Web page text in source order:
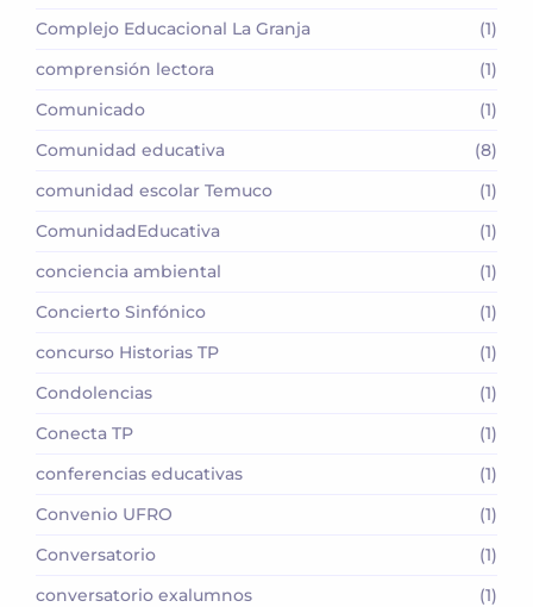
Complejo Educacional La Granja
(1)
comprensión lectora
(1)
Comunicado
(1)
Comunidad educativa
(8)
comunidad escolar Temuco
(1)
ComunidadEducativa
(1)
conciencia ambiental
(1)
Concierto Sinfónico
(1)
concurso Historias TP
(1)
Condolencias
(1)
Conecta TP
(1)
conferencias educativas
(1)
Convenio UFRO
(1)
Conversatorio
(1)
conversatorio exalumnos
(1)